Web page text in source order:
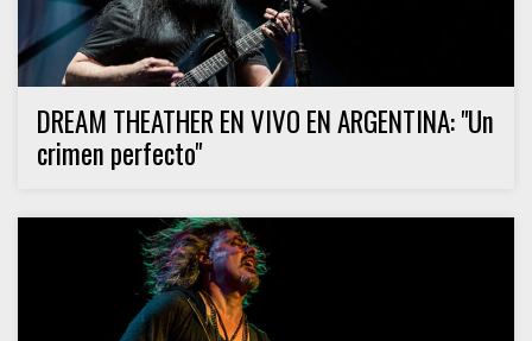
DREAM THEATHER EN VIVO EN ARGENTINA: "Un
crimen perfecto"